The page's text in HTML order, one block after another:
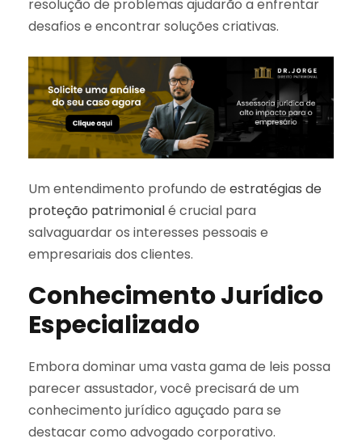
resolução de problemas ajudarão a enfrentar
desafios e encontrar soluções criativas.
Um entendimento profundo de estratégias de
proteção patrimonialé crucial para
salvaguardar os interesses pessoais e
empresariais dos clientes.
Conhecimento Jurídico
Especializado
Embora dominar uma vasta gama de leis possa
parecer assustador, você precisará de um
conhecimento jurídico aguçado para se
destacar como advogado corporativo.